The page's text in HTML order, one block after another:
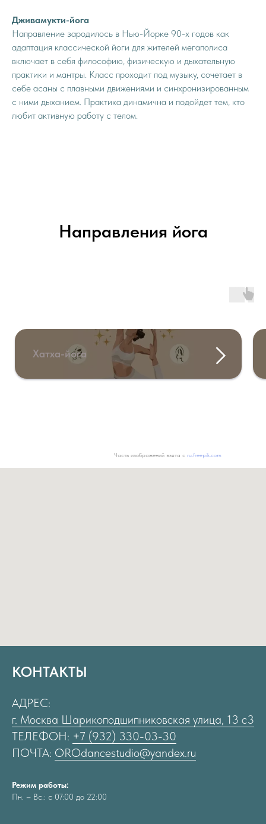
Дживамукти-йога
Направление зародилось в Нью-Йорке 90-х годов как
адаптация классической йоги для жителей мегаполиса
включает в себя философию, физическую и дыхательную
практики и мантры. Класс проходит под музыку, сочетает в
себе асаны с плавными движениями и синхронизированным
с ними дыханием. Практика динамична и подойдет тем, кто
любит активную работу с телом.
Направления йога
Хатха-йога
Часть изображений взята с ru.freepik.com
КОНТАКТЫ
АДРЕС:
г. Москва Шарикоподшипниковская улица, 13 с3
ТЕЛЕФОН: +7 (932) 330-03-30
ПОЧТА: OROdancestudio@yandex.ru
Режим работы:
Пн. – Вс.: с 07:00 до 22:00